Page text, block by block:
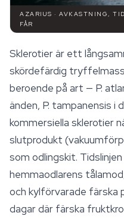
AZARIUS · AVKASTNING,
FÅR
Sklerotier är ett
skördefärdig
beroende på art — P.
änden, P. tampanensis i
kommersiella sklerotier
slutprodukt
som odlingskit.
hemmaodlarens
och kylförvarade färska
dagar där färska